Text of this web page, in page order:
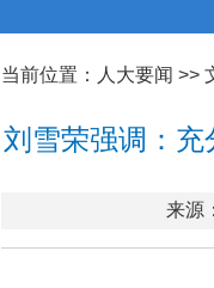
当前位置： 人大要闻 >>
刘雪荣强调：
来源